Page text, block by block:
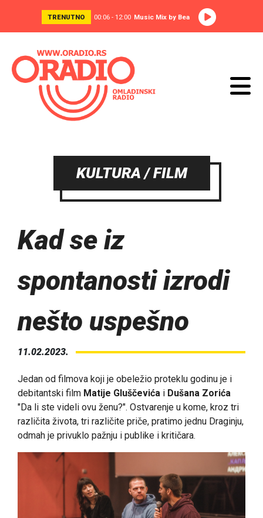
TRENUTNO 00:06 - 12:00 Music Mix by Bea
KULTURA / FILM
Kad se iz
spontanosti izrodi
nešto uspešno
11.02.2023.
Jedan od filmova koji je obeležio proteklu godinu je i
debitantski film Matije Gluščevića i Dušana Zorića
"Da li ste videli ovu ženu?". Ostvarenje u kome, kroz tri
različita života, tri različite priče, pratimo jednu Draginju,
odmah je privuklo pažnju i publike i kritičara.